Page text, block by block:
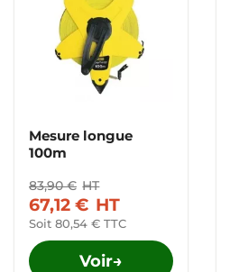
Mesure longue
100m
83,90 € HT
67,12 € HT
Soit 80,54 € TTC
Voir→